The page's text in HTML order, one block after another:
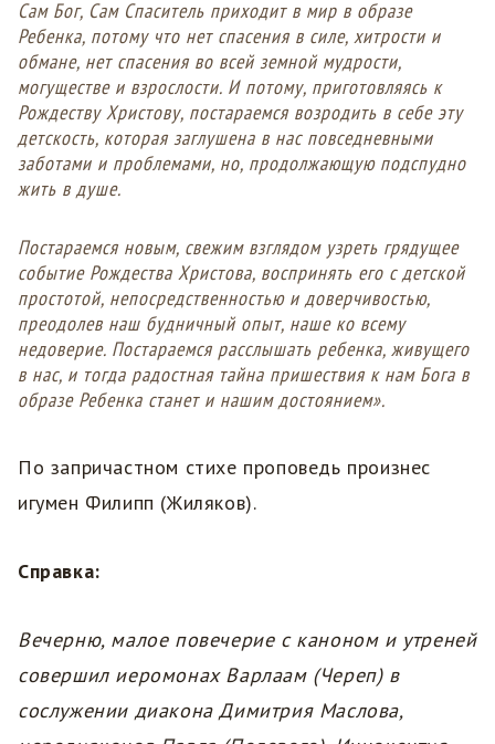
Сам Бог, Сам Спаситель приходит в мир в образе
Ребенка, потому что нет спасения в силе, хитрости и
обмане, нет спасения во всей земной мудрости,
могуществе и взрослости. И потому, приготовляясь к
Рождеству Христову, постараемся возродить в себе эту
детскость, которая заглушена в нас повседневными
заботами и проблемами, но, продолжающую подспудно
жить в душе.
Постараемся новым, свежим взглядом узреть грядущее
событие Рождества Христова, воспринять его с детской
простотой, непосредственностью и доверчивостью,
преодолев наш будничный опыт, наше ко всему
недоверие. Постараемся расслышать ребенка, живущего
в нас, и тогда радостная тайна пришествия к нам Бога в
образе Ребенка станет и нашим достоянием».
По запричастном стихе проповедь произнес
игумен Филипп (Жиляков).
Справка:
Вечерню, малое повечерие с каноном и утреней
совершил иеромонах Варлаам (Череп) в
сослужении диакона Димитрия Маслова,